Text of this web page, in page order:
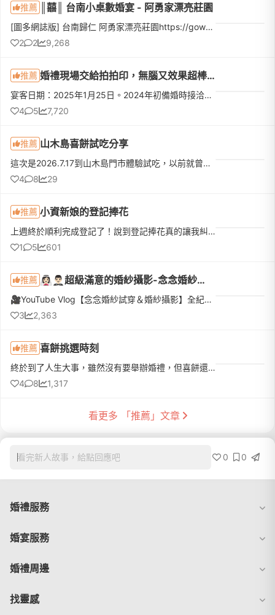
推薦 ║囍║ 台南小桌數婚宴 - 阿勇家漂亮莊園
[圖多網誌版] 台南歸仁 阿勇家漂亮莊園https://gowendygo.blogspot.com/2021/08/blog-post.html 婚前很早就確定自己不想要盛大的宴客。如果有朝一日結婚，只想要小小的、溫馨別緻的婚禮來的都是真心祝福的摯友，足...
2
2 9,268
推薦 婚禮現場交給拍拍印，無腦又效果超棒！
宴客日期：2025年1月25日。2024年初備婚時接洽、瞭解過：印卡讚、拍拍印、心心相印。📣後來選拍拍印，而且非常滿意，原因如下。🔥🔥🔥三家共通點:🔥🔥🔥新人有電子檔+相冊+相框*******相紙印刷品質PK 心心相印=印卡讚 &gt;...
4
5 7,720
推薦 山木島喜餅試吃分享
這次是2026.7.17到山木島門市體驗試吃，以前就曾經收過他們家的喜餅，連什麼時候收到、誰送的、好不好吃都忘了，但還是記得這家餅很漂亮（那個花！顏控無誤）所以就排進了試吃名單！先給大家看一下口味：試吃體驗和...
4
8 29
推薦 小資新娘的登記捧花
上週終於順利完成登記了！說到登記捧花真的讓我糾結一陣子。一開始先生覺得去戶政事務所拍個照，找間花店買束鮮花就好。但我去問了幾間稍微有設計感的，報價都要兩三千塊。想到最近天氣這麼熱，鮮花拿在手上拍完大概...
1
5 601
推薦 👰🏻‍♀️🤵🏻‍♂️超級滿意的婚紗攝影-念念婚紗🥹💍
🎥YouTube Vlog【念念婚紗試穿＆婚紗攝影】全紀錄https://www.youtube.com/watch?v=UPo1x-mkmsA首先我們想先感謝念念婚紗給我們一場這麼完美的拍攝體驗💕 整個團隊在每個細節上都非常專業又細心，無論是挑選婚紗，還是...
3
2,363
推薦 喜餅挑選時刻
終於到了人生大事，雖然沒有要舉辦婚禮，但喜餅還是不能少!!! 於是開始試吃之路有先在網路上做了一下功課，挑選中西式、西式的都有一天內安排了三家皇樓→金格→Chochoco先分享最後選擇了Chochoco(這家口味和盒子的顏...
4
8 1,317
看更多 「推薦」文章
看完新人故事，給點回應吧 0 0
婚禮服務
婚宴服務
婚禮周邊
找靈感